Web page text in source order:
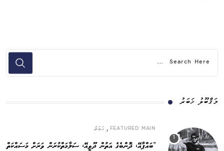
މަޤްބޫލު ޚަބަރު
FEATURED MAIN
, ޚަބަރު
”ބައްޕާއޭ، ދޮންބެގެ އަތުން ދޫވީއޭ، ސަލާމަތްކުރަން ވަރަށް މަސައްކަތް